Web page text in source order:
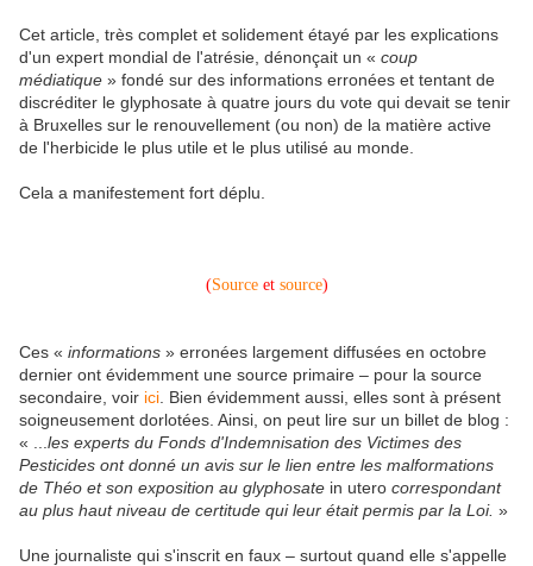
Cet article, très complet et solidement étayé par les explications
d'un expert mondial de l'atrésie, dénonçait un « coup
médiatique » fondé sur des informations erronées et tentant de
discréditer le glyphosate à quatre jours du vote qui devait se tenir
à Bruxelles sur le renouvellement (ou non) de la matière active
de l'herbicide le plus utile et le plus utilisé au monde.
Cela a manifestement fort déplu.
(Source et source)
Ces « informations » erronées largement diffusées en octobre
dernier ont évidemment une source primaire – pour la source
secondaire, voir ici . Bien évidemment aussi, elles sont à présent
soigneusement dorlotées. Ainsi, on peut lire sur un billet de blog :
« ... les experts du Fonds d'Indemnisation des Victimes des
Pesticides ont donné un avis sur le lien entre les malformations
de Théo et son exposition au glyphosate in utero correspondant
au plus haut niveau de certitude qui leur était permis par la Loi. »
Une journaliste qui s'inscrit en faux – surtout quand elle s'appelle